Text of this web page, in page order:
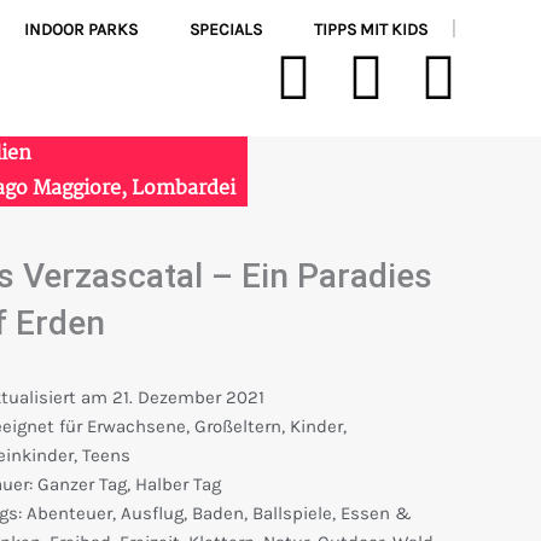
INDOOR PARKS SPECIALS TIPPS MIT KIDS
F
e
b
o
k
I
t
a
a
Y
Maggiore,Lombardei
Verzascatal – Ein Paradies
Erden
am 21. Dezember 2021
für Erwachsene,Großeltern, Kinder,
,Teens
Ganzer Tag, Halber Tag
Abenteuer, Ausflug, Baden, Ballspiele, Essen &